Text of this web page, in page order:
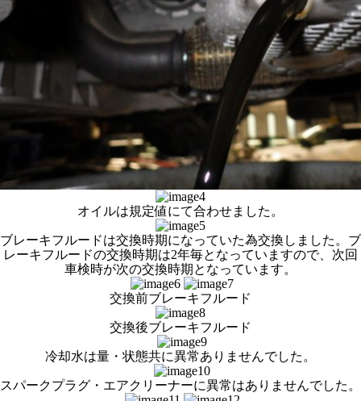
オイルは規定値にて合わせました。
ブレーキフルードは交換時期になっていた為交換しました。ブ
レーキフルードの交換時期は2年毎となっていますので、次回
車検時が次の交換時期となっています。
交換前ブレーキフルード
交換後ブレーキフルード
冷却水は量・状態共に異常ありませんでした。
スパークプラグ・エアクリーナーに異常はありませんでした。